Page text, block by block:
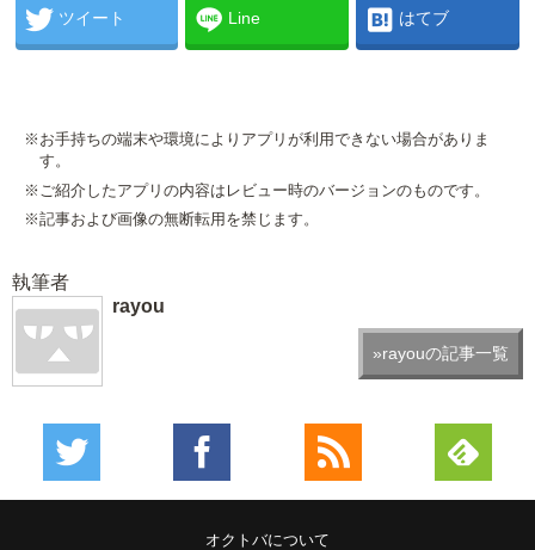
ツイート Line はてブ
※お手持ちの端末や環境によりアプリが利用できない場合がありま
す。
※ご紹介したアプリの内容はレビュー時のバージョンのものです。
※記事および画像の無断転用を禁じます。
執筆者
rayou
»rayouの記事一覧
オクトバについて